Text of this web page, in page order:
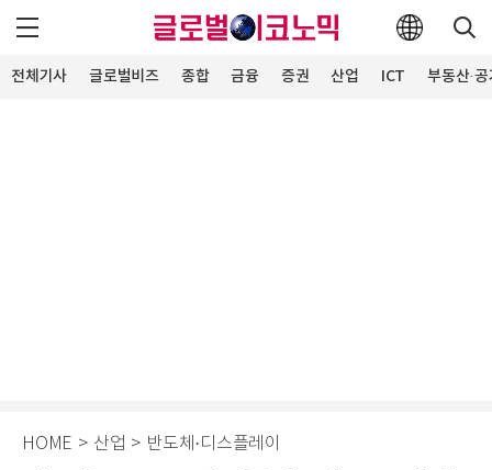
전체기사 글로벌비즈 종합 금융 증권 산업 ICT 부동산·
HOME > 산업 > 반도체·디스플레이